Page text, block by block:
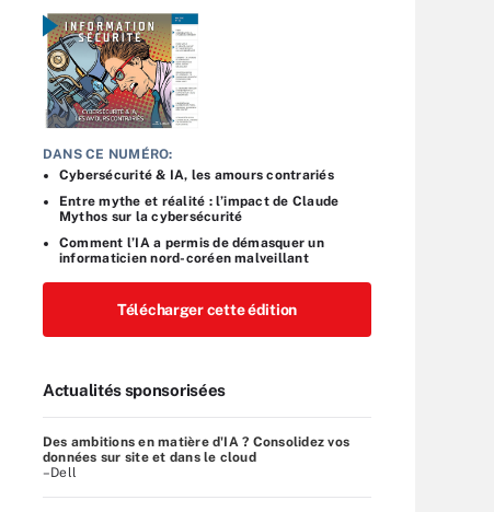
DANS CE NUMÉRO:
Cybersécurité & IA, les amours contrariés
Entre mythe et réalité : l’impact de Claude
Mythos sur la cybersécurité
Comment l’IA a permis de démasquer un
informaticien nord-coréen malveillant
Télécharger cette édition
Actualités sponsorisées
Des ambitions en matière d'IA ? Consolidez vos
données sur site et dans le cloud
–Dell